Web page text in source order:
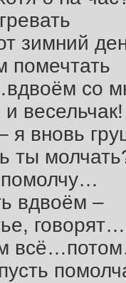
зимний
помечтать
со
весельчак!
я вновь
ты
вдвоём –
говорят…